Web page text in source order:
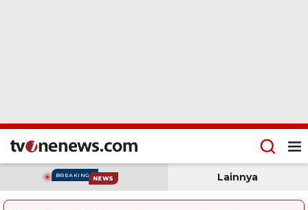
BREAKING NEWS Lainnya